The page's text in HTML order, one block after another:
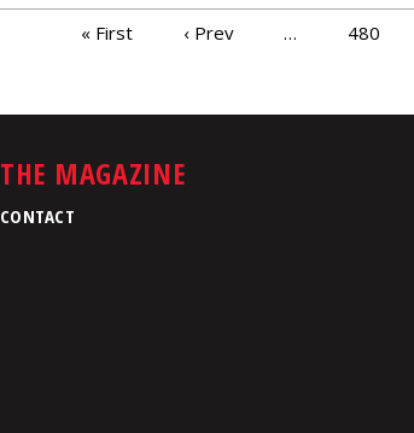
« First ‹ Prev … 480
THE MAGAZINE
CONTACT